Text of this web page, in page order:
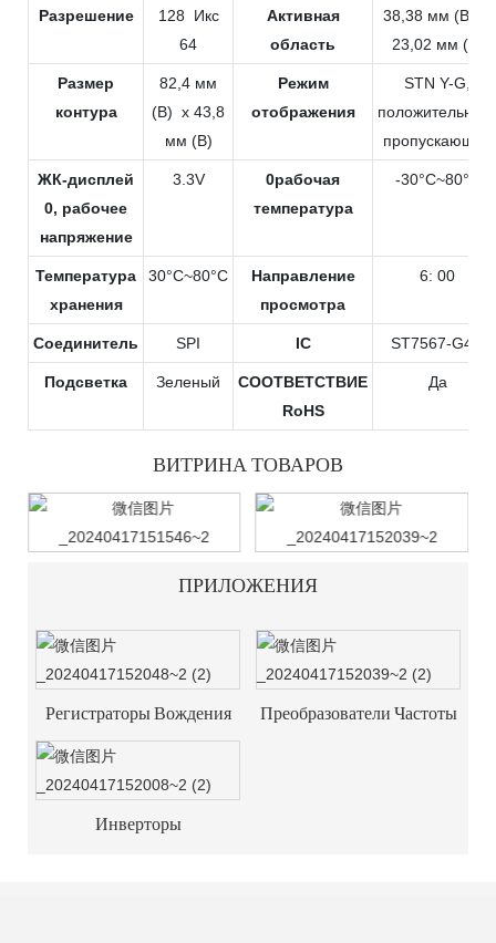
Разрешение
128 Икс
64
Активная
область
38,38 мм (В) х
23,02 мм (В)
Размер
контура
82,4 мм
(В) х 43,8
мм (В)
Режим
отображения
STN Y-G,
положительный,
пропускающий
ЖК-дисплей
0, рабочее
напряжение
3.3V
0рабочая
температура
-30°C~80°C
Температура
хранения
30°C~80°C
Направление
просмотра
6: 00
Соединитель SPI IC ST7567-G4D
Подсветка Зеленый
СООТВЕТСТВИЕ
RoHS
Да
ВИТРИНА ТОВАРОВ
ПРИЛОЖЕНИЯ
Регистраторы Вождения Преобразователи Частоты
Инверторы